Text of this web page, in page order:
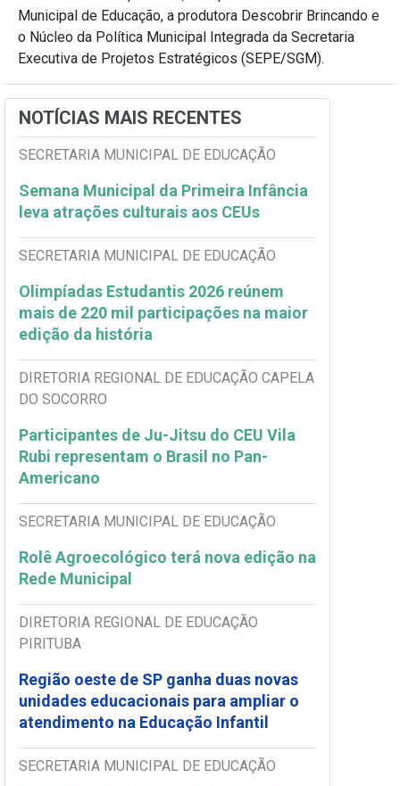
Municipal de Educação, a produtora Descobrir Brincando e
o Núcleo da Política Municipal Integrada da Secretaria
Executiva de Projetos Estratégicos (SEPE/SGM).
NOTÍCIAS MAIS RECENTES
SECRETARIA MUNICIPAL DE EDUCAÇÃO
Semana Municipal da Primeira Infância
leva atrações culturais aos CEUs
SECRETARIA MUNICIPAL DE EDUCAÇÃO
Olimpíadas Estudantis 2026 reúnem
mais de 220 mil participações na maior
edição da história
DIRETORIA REGIONAL DE EDUCAÇÃO CAPELA
DO SOCORRO
Participantes de Ju-Jitsu do CEU Vila
Rubi representam o Brasil no Pan-
Americano
SECRETARIA MUNICIPAL DE EDUCAÇÃO
Rolê Agroecológico terá nova edição na
Rede Municipal
DIRETORIA REGIONAL DE EDUCAÇÃO
PIRITUBA
Região oeste de SP ganha duas novas
unidades educacionais para ampliar o
atendimento na Educação Infantil
SECRETARIA MUNICIPAL DE EDUCAÇÃO